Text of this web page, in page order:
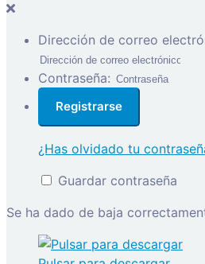
Dirección de correo
Contraseña:
¿Has olvidado tu
Guardar contraseña
Se ha dado de baja